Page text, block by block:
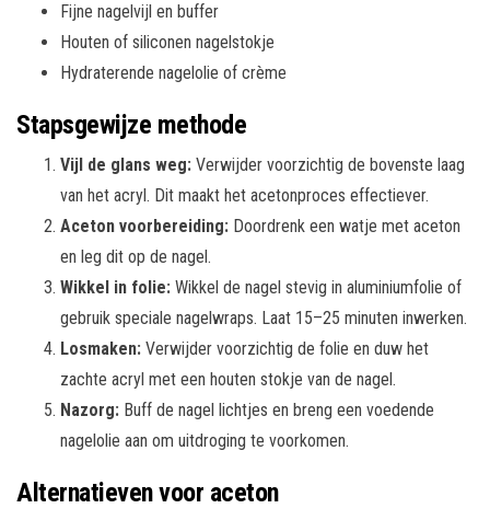
Fijne nagelvijl en buffer
Houten of siliconen nagelstokje
Hydraterende nagelolie of crème
Stapsgewijze methode
Vijl de glans weg: Verwijder voorzichtig de bovenste laag
van het acryl. Dit maakt het acetonproces effectiever.
Aceton voorbereiding: Doordrenk een watje met aceton
en leg dit op de nagel.
Wikkel in folie: Wikkel de nagel stevig in aluminiumfolie of
gebruik speciale nagelwraps. Laat 15–25 minuten inwerken.
Losmaken: Verwijder voorzichtig de folie en duw het
zachte acryl met een houten stokje van de nagel.
Nazorg: Buff de nagel lichtjes en breng een voedende
nagelolie aan om uitdroging te voorkomen.
Alternatieven voor aceton